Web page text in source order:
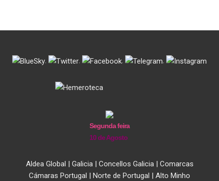
. . . .
Segunda feira
10 de Agosto
Aldea Global Galicia| Concellos Galicia| Comarcas
Cámaras Portugal
Norte de Portugal
Alto Minho